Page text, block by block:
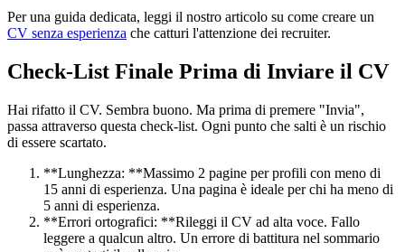
Per una guida dedicata, leggi il nostro articolo su come creare un
CV senza esperienza che catturi l'attenzione dei recruiter.
Check-List Finale Prima di Inviare il CV
Hai rifatto il CV. Sembra buono. Ma prima di premere "Invia",
passa attraverso questa check-list. Ogni punto che salti è un rischio
di essere scartato.
**Lunghezza: **Massimo 2 pagine per profili con meno di
15 anni di esperienza. Una pagina è ideale per chi ha meno di
5 anni di esperienza.
**Errori ortografici: **Rileggi il CV ad alta voce. Fallo
leggere a qualcun altro. Un errore di battitura nel sommario